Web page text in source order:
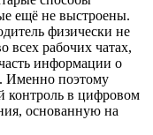
ещё не выстроены.
физически не
всех рабочих чатах,
информации о
Именно поэтому
контроль в цифровом
основанную на